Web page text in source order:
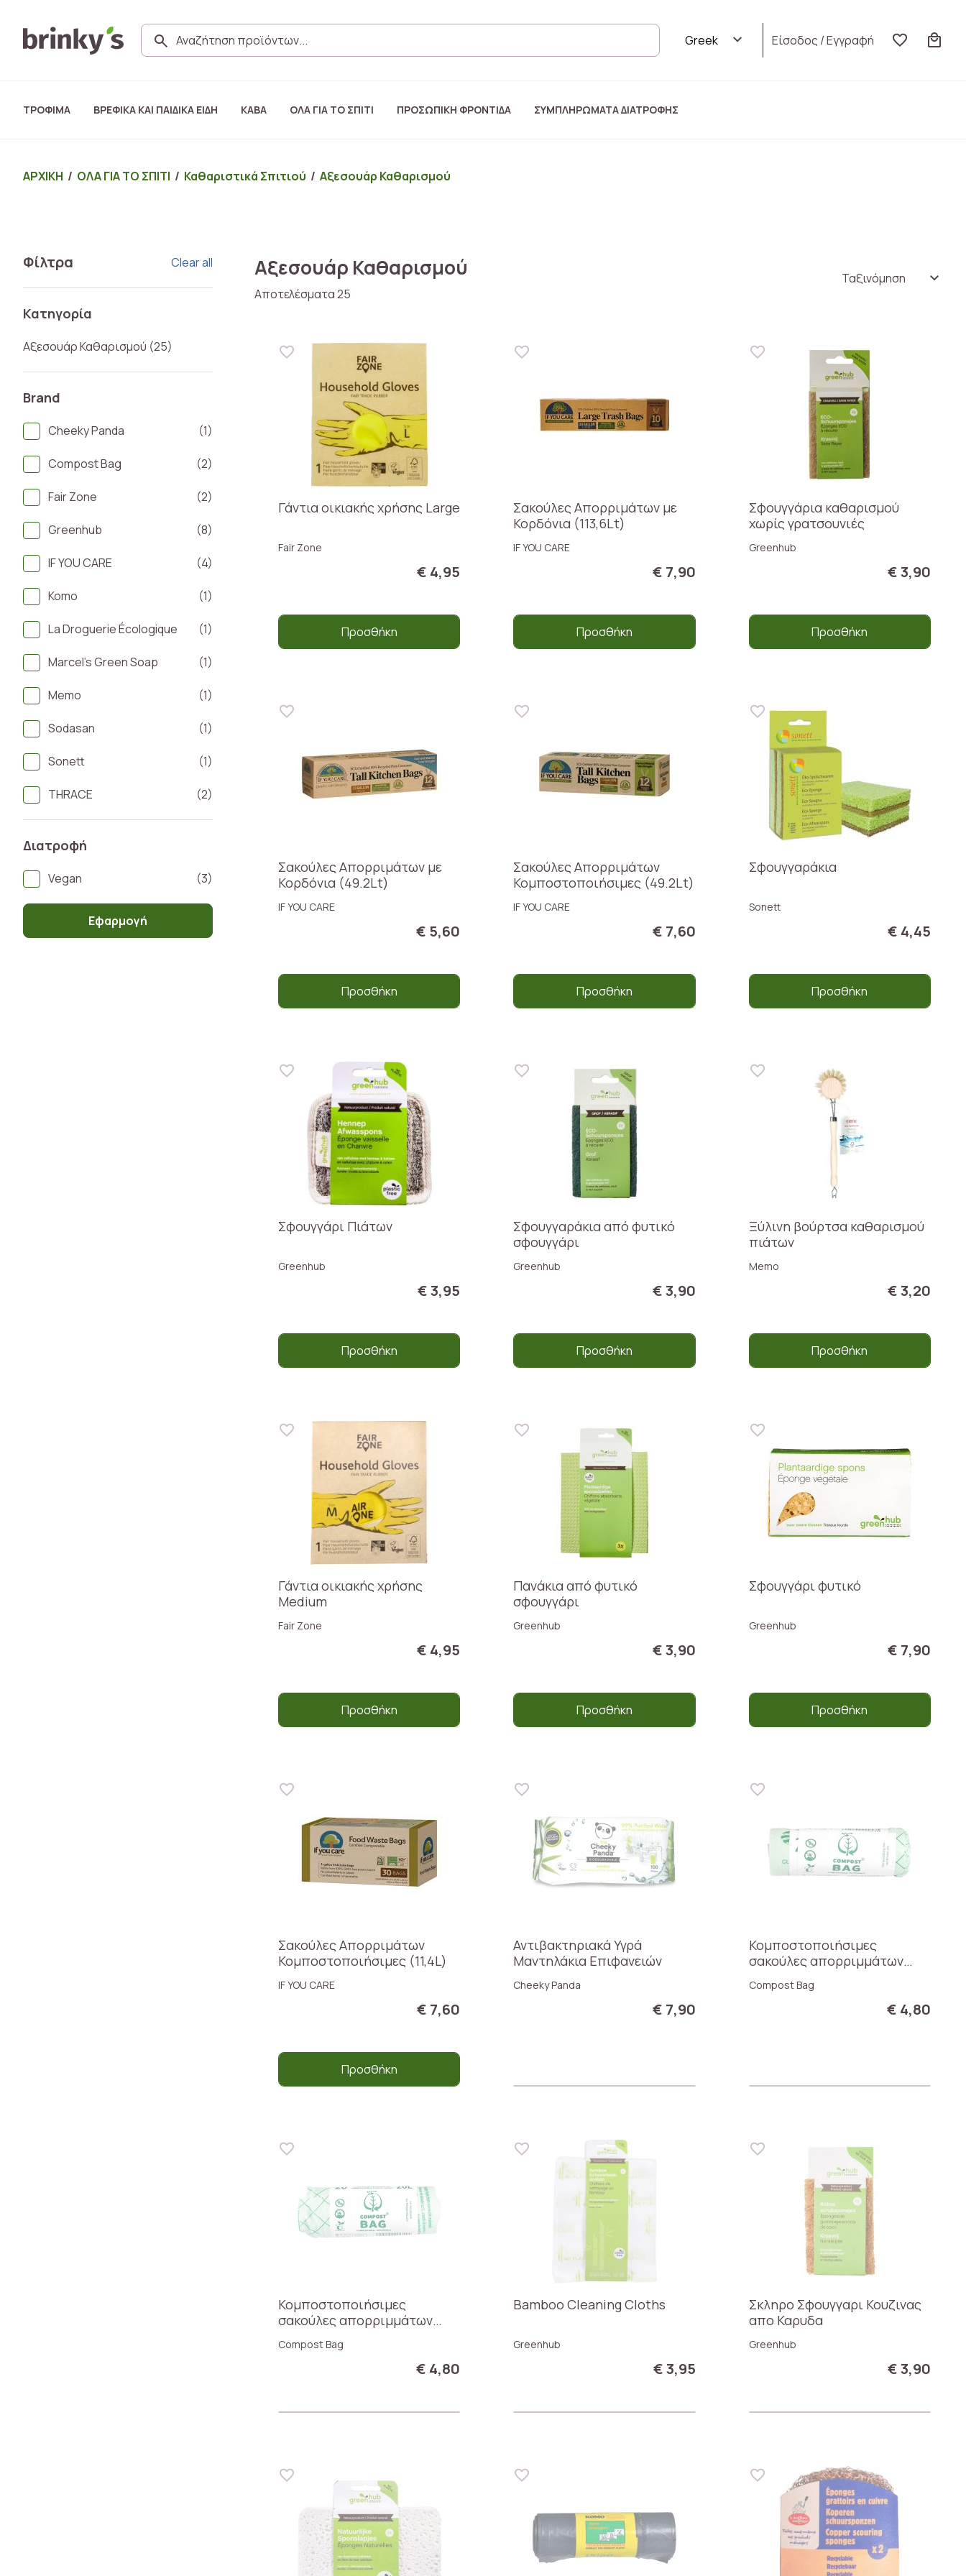
Είσοδος /Εγγραφή
ΤΡΟΦΙΜΑ ΒΡΕΦΙΚΑ ΚΑΙ ΠΑΙΔΙΚΑ ΕΙΔΗ ΚΑΒΑ ΟΛΑ ΓΙΑ ΤΟ ΣΠΙΤΙ ΠΡΟΣΩΠΙΚΗ ΦΡΟΝΤΙΔΑ ΣΥΜΠΛΗΡΩΜΑΤΑ ΔΙΑΤΡΟΦΗΣ
ΑΡΧΙΚΗ / ΟΛΑ ΓΙΑ ΤΟ ΣΠΙΤΙ / Καθαριστικά Σπιτιού / Αξεσουάρ Καθαρισμού
Φίλτρα Clear all
Κατηγορία
Αξεσουάρ Καθαρισμού (25)
Brand
Cheeky Panda (1)
Compost Bag (2)
Fair Zone (2)
Greenhub (8)
IF YOU CARE (4)
Komo (1)
La Droguerie Écologique (1)
Marcel's Green Soap (1)
Memo (1)
Sodasan (1)
Sonett (1)
THRACE (2)
Διατροφή
Vegan (3)
Εφαρμογή
Αξεσουάρ Καθαρισμού
Αποτελέσματα 25
Γάντια οικιακής χρήσης Large
Fair Zone
€ 4,95
Προσθήκη
Σακούλες Απορριμάτων με
Κορδόνια (113,6Lt)
IF YOU CARE
€ 7,90
Προσθήκη
Σφουγγάρια καθαρισμού
χωρίς γρατσουνιές
Greenhub
€ 3,90
Προσθήκη
Σακούλες Απορριμάτων με
Κορδόνια (49.2Lt)
IF YOU CARE
€ 5,60
Προσθήκη
Σακούλες Απορριμάτων
Κομποστοποιήσιμες (49.2Lt)
IF YOU CARE
€ 7,60
Προσθήκη
Σφουγγαράκια
Sonett
€ 4,45
Προσθήκη
Σφουγγάρι Πιάτων
Greenhub
€ 3,95
Προσθήκη
Σφουγγαράκια από φυτικό
σφουγγάρι
Greenhub
€ 3,90
Προσθήκη
Ξύλινη βούρτσα καθαρισμού
πιάτων
Memo
€ 3,20
Προσθήκη
Γάντια οικιακής χρήσης
Medium
Fair Zone
€ 4,95
Προσθήκη
Πανάκια από φυτικό
σφουγγάρι
Greenhub
€ 3,90
Προσθήκη
Σφουγγάρι φυτικό
Greenhub
€ 7,90
Προσθήκη
Σακούλες Απορριμάτων
Κομποστοποιήσιμες (11,4L)
IF YOU CARE
€ 7,60
Προσθήκη
Αντιβακτηριακά Υγρά
Μαντηλάκια Επιφανειών
Cheeky Panda
€ 7,90
Κομποστοποιήσιμες
σακούλες απορριμμάτων
Compost Bag
€ 4,80
Κομποστοποιήσιμες
σακούλες απορριμμάτων
Compost Bag
€ 4,80
Bamboo Cleaning Cloths
Greenhub
€ 3,95
Σκληρο Σφουγγαρι Κουζινας
απο Καρυδα
Greenhub
€ 3,90